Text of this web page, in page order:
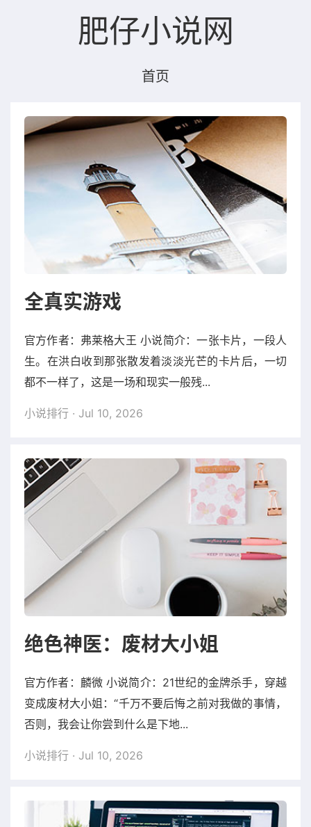
肥仔小说网
首页
全真实游戏
官方作者：弗莱格大王 小说简介：一张卡片，一段人
生。在洪白收到那张散发着淡淡光芒的卡片后，一切
都不一样了，这是一场和现实一般残...
小说排行 · Jul 10, 2026
绝色神医：废材大小姐
官方作者：麟微 小说简介：21世纪的金牌杀手，穿越
变成废材大小姐：“千万不要后悔之前对我做的事情，
否则，我会让你尝到什么是下地...
小说排行 · Jul 10, 2026